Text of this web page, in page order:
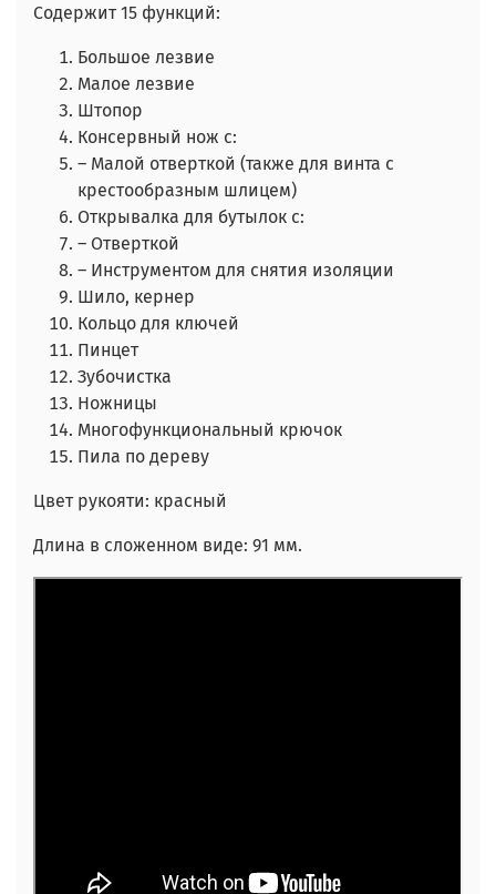
Содержит 15 функций:
Большое лезвие
Малое лезвие
Штопор
Консервный нож с:
– Малой отверткой (также для винта с
крестообразным шлицем)
Открывалка для бутылок с:
– Отверткой
– Инструментом для снятия изоляции
Шило, кернер
Кольцо для ключей
Пинцет
Зубочистка
Ножницы
Многофункциональный крючок
Пила по дереву
Цвет рукояти: красный
Длина в сложенном виде: 91 мм.